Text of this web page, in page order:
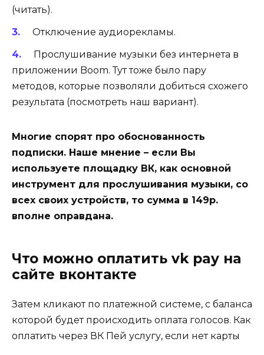
(читать).
Отключение аудиорекламы.
Прослушивание музыки без интернета в
приложении Boom. Тут тоже было пару
методов, которые позволяли добиться схожего
результата (посмотреть наш вариант).
Многие спорят про обоснованность
подписки. Наше мнение – если Вы
используете площадку ВК, как основной
инструмент для прослушивания музыки, со
всех своих устройств, то сумма в 149р.
вполне оправдана.
Что можно оплатить vk pay на
сайте вконтакте
Затем кликают по платежной системе, с баланса
которой будет происходить оплата голосов. Как
оплатить через ВК Пей услугу, если нет карты